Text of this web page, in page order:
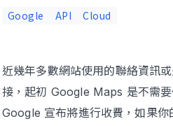
Technology
訊 迎
Google API Cloud
近幾年多數網站使用的聯絡資訊
接，起初 Google Maps 是不需
Google 宣布將進行收費，如果